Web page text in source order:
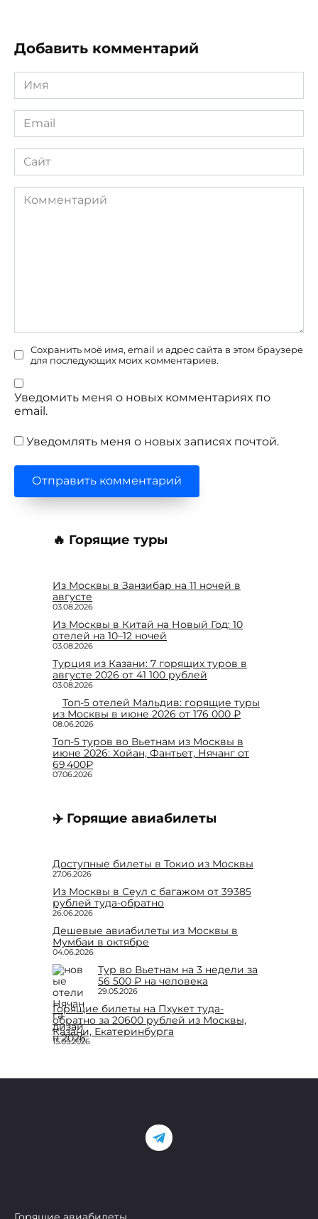
Добавить комментарий
Имя
Email
Сайт
Комментарий
Сохранить моё имя, email и адрес сайта в этом браузере
для последующих моих комментариев.
Уведомить меня о новых комментариях по
email.
Уведомлять меня о новых записях почтой.
🔥 Горящие туры
Из Москвы в Занзибар на 11 ночей в
августе
03.08.2026
Из Москвы в Китай на Новый Год: 10
отелей на 10–12 ночей
03.08.2026
Турция из Казани: 7 горящих туров в
августе 2026 от 41 100 рублей
03.08.2026
Топ-5 отелей Мальдив: горящие туры
из Москвы в июне 2026 от 176 000 ₽
08.06.2026
Топ-5 туров во Вьетнам из Москвы в
июне 2026: Хойан, Фантьет, Нячанг от
69 400₽
07.06.2026
✈️ Горящие авиабилеты
Доступные билеты в Токио из Москвы
27.06.2026
Из Москвы в Сеул с багажом от 39385
рублей туда-обратно
26.06.2026
Дешевые авиабилеты из Москвы в
Мумбаи в октябре
04.06.2026
Тур во Вьетнам на 3 недели за
56 500 ₽ на человека
29.05.2026
Горящие билеты на Пхукет туда-
обратно за 20600 рублей из Москвы,
Казани, Екатеринбурга
15.05.2026